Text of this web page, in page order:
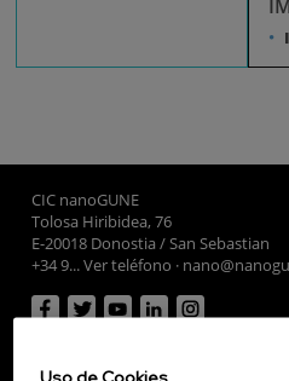
CIC nanoGUNE
Tolosa Hiribidea, 76
E-20018 Donostia / San Sebastian
+34 9... Ver teléfono ·